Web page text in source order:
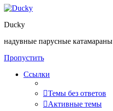
Ducky
надувные парусные катамараны
Пропустить
Ссылки
Темы без ответов
Активные темы